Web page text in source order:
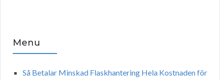
Menu
Så Betalar Minskad Flaskhantering Hela Kostnaden för